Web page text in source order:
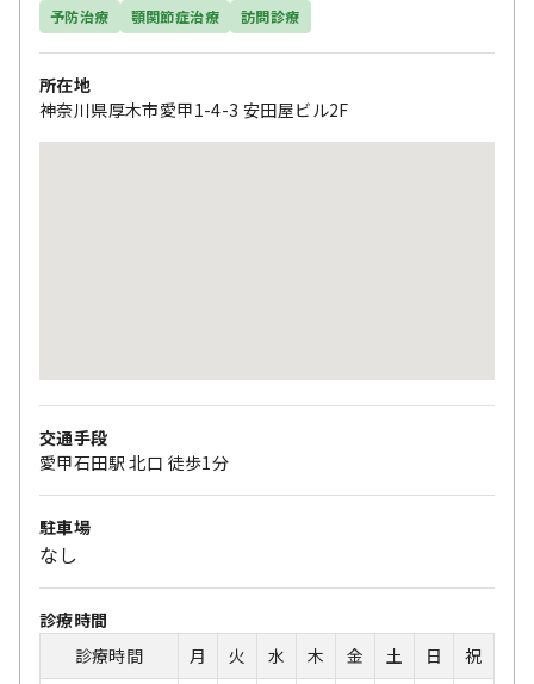
予防治療 顎関節症治療 訪問診療
所在地
神奈川県厚木市愛甲1-4-3 安田屋ビル2F
交通手段
愛甲石田駅 北口 徒歩1分
駐車場
なし
診療時間
診療時間
月 火 水 木 金 土 日
祝